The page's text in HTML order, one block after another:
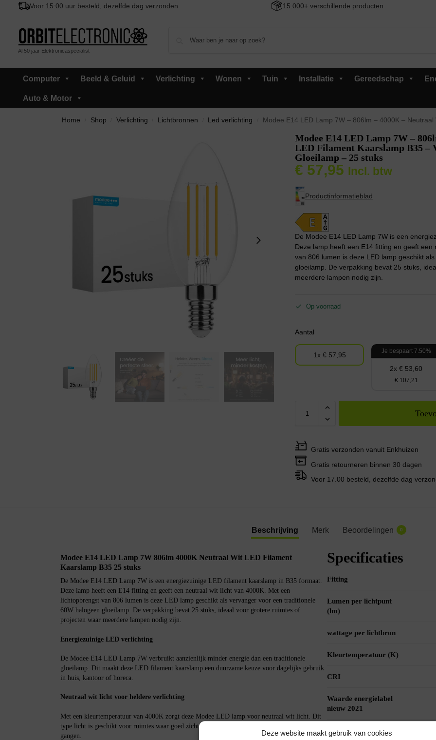
Deze website maakt gebruik van cookies
Voor 15:00 uur besteld, dezelfde dag verzonden 15.000+ verschillende producten
Al 50 jaar Elektronicaspecialist
Computer Beeld & Geluid Verlichting Wonen Tuin Installatie Gereedschap
Auto & Motor
Home Shop Verlichting Lichtbronnen Led verlichting Modee E14 LED Lamp 7W – 806lm – 4000K – Neutraal Wit – LED
Modee E14 LED Lamp 7W –
LED Filament Kaarslamp B35 –
Gloeilamp – 25 stuks
€ 57,95 Incl. btw
Productinformatieblad
De Modee E14 LED Lamp 7W is een
Deze lamp heeft een E14 fitting en geeft
van 806 lumen is deze LED lamp geschikt
gloeilamp. De verpakking bevat 25 stuks,
meerdere lampen nodig zijn.
Op voorraad
Aantal
1x € 57,95 Je bespaart 7.50%
2x € 53,60
€ 107,21
Gratis verzonden vanuit Enkhuizen
Gratis retourneren binnen 30 dagen
Voor 17.00 besteld, dezelfde dag
Beschrijving Merk Beoordelingen 0
Modee E14 LED Lamp 7W 806lm 4000K Neutraal Wit LED Filament
Kaarslamp B35 25 stuks
De Modee E14 LED Lamp 7W is een energiezuinige LED filament kaarslamp in B35 formaat.
Deze lamp heeft een E14 fitting en geeft een neutraal wit licht van 4000K. Met een
lichtopbrengst van 806 lumen is deze LED lamp geschikt als vervanger voor een traditionele
60W halogeen gloeilamp. De verpakking bevat 25 stuks, ideaal voor grotere ruimtes of
projecten waar meerdere lampen nodig zijn.
Energiezuinige LED verlichting
De Modee E14 LED Lamp 7W verbruikt aanzienlijk minder energie dan een traditionele
gloeilamp. Dit maakt deze LED filament kaarslamp een duurzame keuze voor dagelijks gebruik
in huis, kantoor of horeca.
Neutraal wit licht voor heldere verlichting
Met een kleurtemperatuur van 4000K zorgt deze Modee LED lamp voor neutraal wit licht. Dit
type licht is geschikt voor ruimtes waar goed zicht belangrijk is, zoals keukens, werkplekken of
gangen.
Specificaties
Fitting
Lumen per lichtpunt
(lm)
wattage per lichtbron
Kleurtemperatuur (K)
CRI
Waarde energielabel
nieuw 2021
levensduur lichtbron